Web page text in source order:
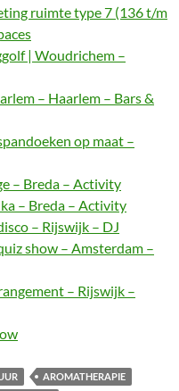
ruimte type 7 (136 t/m
| Woudrichem –
– Haarlem – Bars &
op maat –
– Breda – Activity
– Breda – Activity
– Rijswijk – DJ
show – Amsterdam –
– Rijswijk –
AROMATHERAPIE